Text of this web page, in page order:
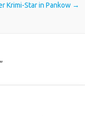
Krimi-Star in Pankow →
”